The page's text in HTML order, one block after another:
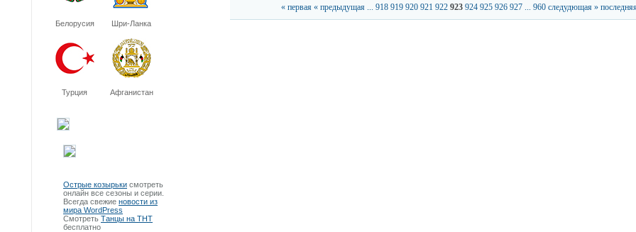
Белорусия Шри-Ланка
Турция Афганистан
Острые козырьки смотреть
онлайн все сезоны и серии.
Всегда свежие новости из
мира WordPress
Смотреть Танцы на ТНТ
бесплатно
« первая « предыдущая ... 918 919 920 921 922 923 924 925 926 927 ... 960 следудющая »